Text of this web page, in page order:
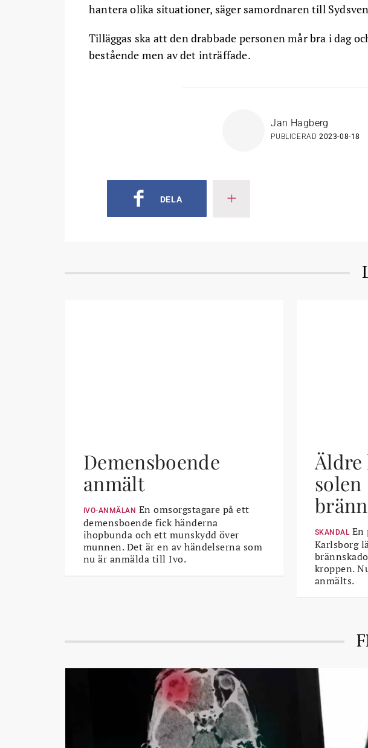
hantera olika situationer, säger samordnaren till
Tilläggas ska att den drabbade personen mår bra i dag
bestående men av det inträffade.
Jan Hagberg
PUBLICERAD2023-08-18
DELA
Demensboende
anmält
IVO-ANMÄLAN En omsorgstagare på ett
demensboende fick händerna
ihopbunda och ett munskydd över
munnen. Det är en av händelserna som
nu är anmälda till Ivo.
Äldre
SKANDALEn
Karlsborg
kroppen.
anmälts.